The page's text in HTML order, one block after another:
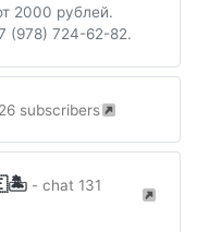
2000 рублей.
(978) 724-62-82.
subscribers
- chat 131